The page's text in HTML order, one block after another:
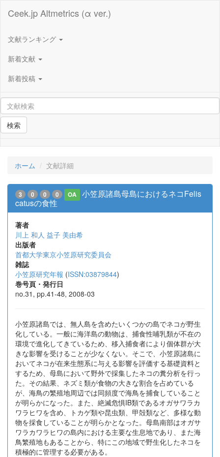
Ceek.jp Altmetrics (α ver.)
文献ランキング
新着文献
新着投稿
検索
ホーム 文献詳細
3 0 0 0 OA
小笠原諸島母島におけるネコFelis
catusの食性
著者
川上 和人 益子 美由希
出版者
首都大学東京小笠原研究委員会
雑誌
小笠原研究年報 (ISSN:03879844)
巻号頁・発行日
no.31, pp.41-48, 2008-03
小笠原諸島では、無人島を含めたいくつかの島でネコが野生
化している。一般に海洋島の動物は、捕食性哺乳類が不在の
環境で進化してきているため、移入捕食者により個体群が大
きな影響を受けることが少なくない。そこで、小笠原諸島に
おいてネコが在来生態系に与える影響を評価する基礎資料と
するため、母島において野外で採集したネコの糞分析を行っ
た。その結果、ネズミ類が食物の大きな割合を占めている
が、海鳥の繁殖地周辺では同頻度で海鳥を捕食していること
が明らかになった。また、絶滅危惧IB類であるオガサワラカ
ワラヒワを含め、トカゲ類や昆虫類、甲殻類など、多様な動
物を採食していることが明らかとなった。母島南部はオガサ
ワラカワラヒワの島内における主要な生息地であり、また海
鳥繁殖地もあることから、特にこの地域で野生化したネコを
積極的に管理する必要がある。